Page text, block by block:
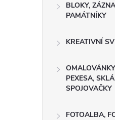
BLOKY,
PAMÁTNÍKY
KREATIVNÍ
PEXESA,
SPOJOVAČKY
FOTOALBA,